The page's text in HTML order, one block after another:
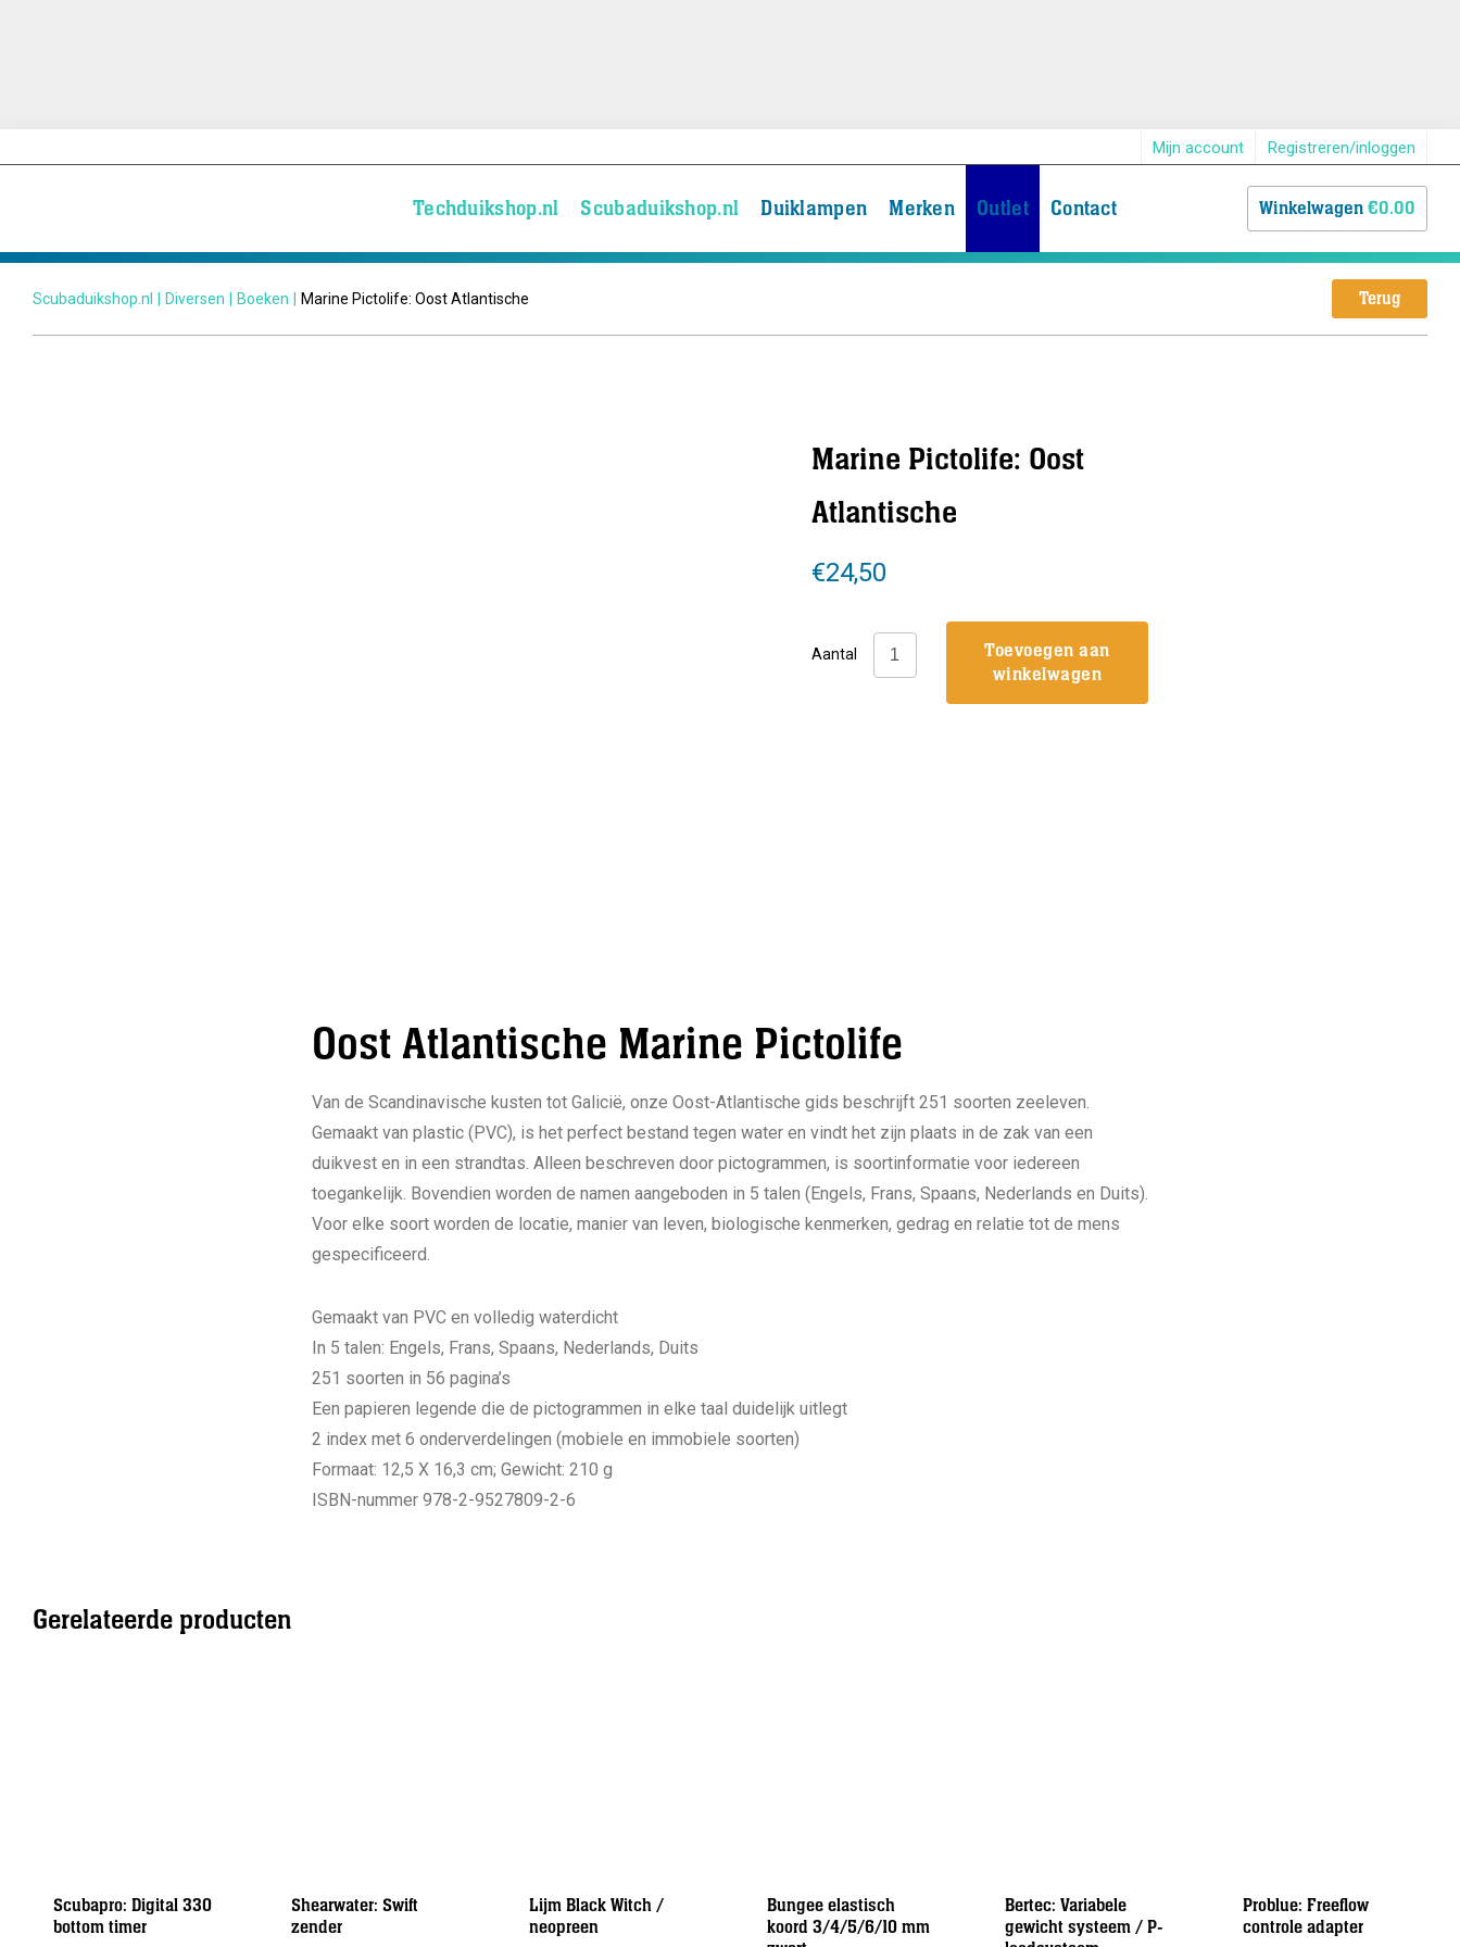
Mijn account Registreren/inloggen
Techduikshop.nl Scubaduikshop.nl Duiklampen Merken Outlet Contact Winkelwagen€0.00
Scubaduikshop.nl Diversen Boeken Marine Pictolife: Oost Atlantische Terug
Marine Pictolife: Oost
Atlantische
€24,50
Aantal
Marine
Pictolife:
Toevoegen aan
winkelwagen
Oost Atlantische Marine Pictolife
Van de Scandinavische kusten tot Galicië, onze Oost-Atlantische gids beschrijft 251 soorten zeeleven.
Gemaakt van plastic (PVC), is het perfect bestand tegen water en vindt het zijn plaats in de zak van een
duikvest en in een strandtas. Alleen beschreven door pictogrammen, is soortinformatie voor iedereen
toegankelijk. Bovendien worden de namen aangeboden in 5 talen (Engels, Frans, Spaans, Nederlands en Duits).
Voor elke soort worden de locatie, manier van leven, biologische kenmerken, gedrag en relatie tot de mens
gespecificeerd.
Gemaakt van PVC en volledig waterdicht
In 5 talen: Engels, Frans, Spaans, Nederlands, Duits
251 soorten in 56 pagina’s
Een papieren legende die de pictogrammen in elke taal duidelijk uitlegt
2 index met 6 onderverdelingen (mobiele en immobiele soorten)
Formaat: 12,5 X 16,3 cm; Gewicht: 210 g
ISBN-nummer 978-2-9527809-2-6
Gerelateerde producten
Scubapro: Digital 330
bottom timer
Shearwater: Swift
zender
Lijm Black Witch /
neopreen
Bungee elastisch
koord 3/4/5/6/10 mm
Bertec: Variabele
gewicht systeem / P-
Problue: Freeflow
controle adapter